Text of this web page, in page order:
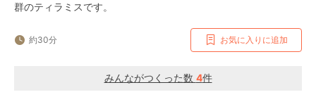
群のティラミスです。
約30分 お気に入りに追加
みんながつくった数 4件